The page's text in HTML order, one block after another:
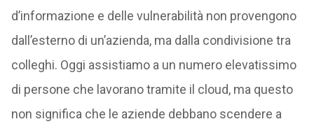
d’informazione e delle vulnerabilità non provengono
dall’esterno di un’azienda, ma dalla condivisione tra
colleghi. Oggi assistiamo a un numero elevatissimo
di persone che lavorano tramite il cloud, ma questo
non significa che le aziende debbano scendere a